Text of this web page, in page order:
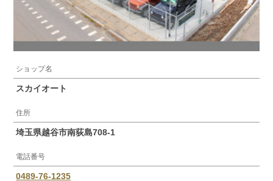
ショップ名
スカイオート
住所
埼玉県越谷市南荻島708-1
電話番号
0489-76-1235